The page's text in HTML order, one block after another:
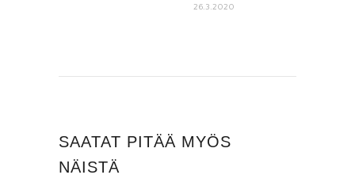
26.3.2020
SAATAT PITÄÄ MYÖS
NÄISTÄ